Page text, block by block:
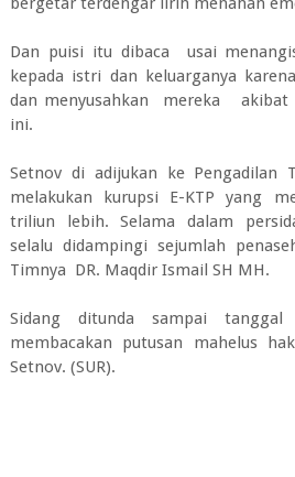
Dan puisi itu dibaca usai
kepada istri dan keluarganya
dan menyusahkan mereka akibat
ini.
Setnov di adijukan ke Pengadilan
melakukan kurupsi E-KTP yang
triliun lebih. Selama dalam
selalu didampingi sejumlah
Timnya DR. Maqdir Ismail SH MH.
Sidang ditunda sampai
membacakan putusan mahelus
Setnov. (SUR).